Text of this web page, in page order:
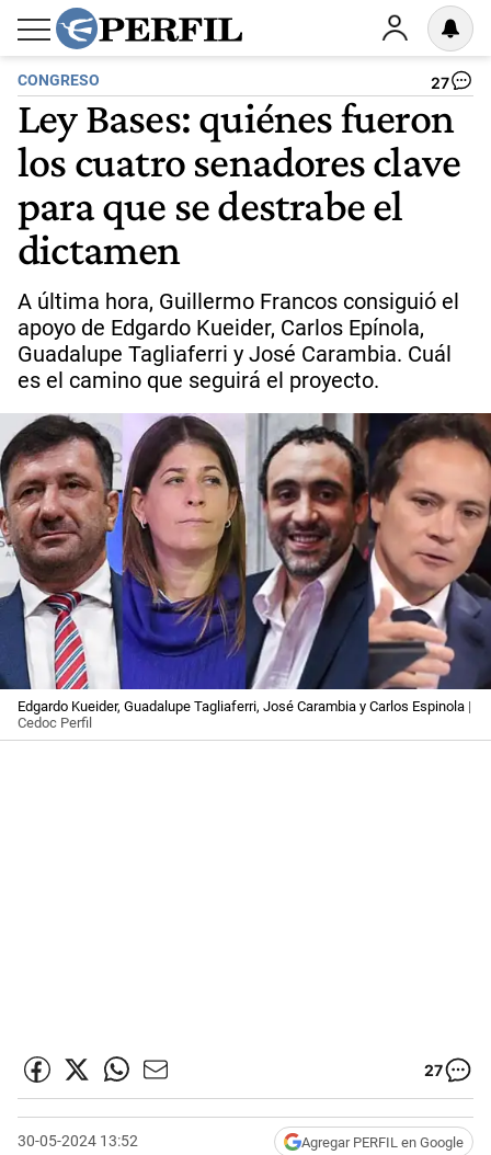
CONGRESO 27
Ley Bases: quiénes fueron
los cuatro senadores clave
para que se destrabe el
dictamen
A última hora, Guillermo Francos consiguió el
apoyo de Edgardo Kueider, Carlos Epínola,
Guadalupe Tagliaferri y José Carambia. Cuál
es el camino que seguirá el proyecto.
Edgardo Kueider, Guadalupe Tagliaferri, José Carambia y Carlos Espinola |
Cedoc Perfil
27
30-05-2024 13:52 Agregar PERFIL en Google